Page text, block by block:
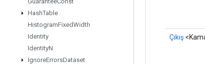
HashTable
HistogramFixedWidth
Identity
IdentityN
IgnoreErrorsDataset
Çıkış